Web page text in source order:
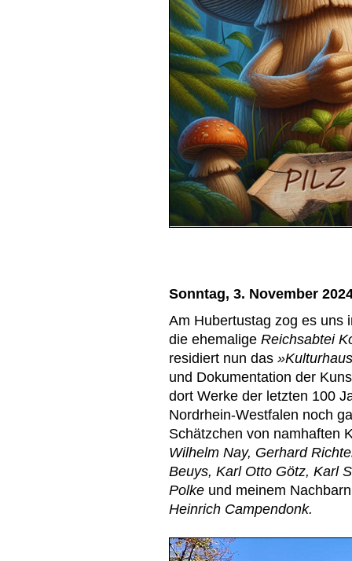
Sonntag, 3. November
Am Hubertustag zog es uns
die ehemalige Reichsabtei
residiert nun das
und Dokumentation der
dort Werke der letzten 100
Nordrhein-Westfalen noch
Schätzchen von namhaften
Wilhelm Nay, Gerhard
Beuys, Karl Otto Götz, Karl
Polke und meinem
Heinrich Campendonk.